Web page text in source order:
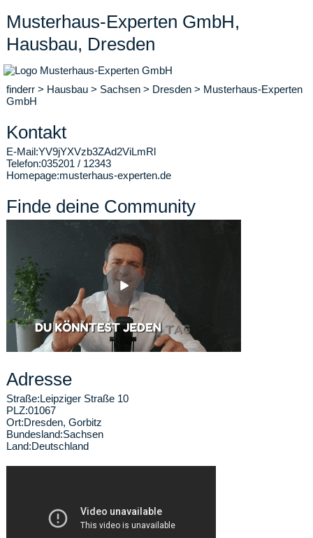
Musterhaus-Experten GmbH,
Hausbau, Dresden
finderr > Hausbau > Sachsen > Dresden > Musterhaus-Experten
GmbH
Kontakt
E-Mail:YV9jYXVzb3ZAd2ViLmRl
Telefon:035201 / 12343
Homepage:musterhaus-experten.de
Finde deine Community
Adresse
Straße:Leipziger Straße 10
PLZ:01067
Ort:Dresden, Gorbitz
Bundesland:Sachsen
Land:Deutschland